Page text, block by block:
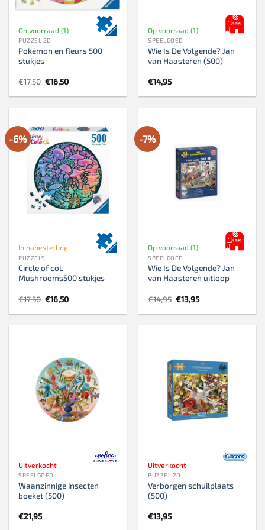
Op voorraad (1)
PUZZEL 2D
Pokémon en fleurs 500
stukjes
€17,50 Oorspronkelijke
prijs
was:
€16,50Huidige
is:
Op voorraad (1)
SPEELGOED
Wie Is De Volgende? Jan
van Haasteren (500)
€14,95
-6%
In nabestelling
PUZZELS
Circle of col. –
Mushrooms500 stukjes
€17,50 Oorspronkelijke
prijs
was:
€16,50Huidige
is:
-7%
Op voorraad (1)
SPEELGOED
Wie Is De Volgende? Jan
van Haasteren uitloop
€14,95 Oorspronkelijke
prijs
was:
€13,95Huidige
is:
Uitverkocht
SPEELGOED
Waanzinnige insecten
boeket (500)
€21,95
Uitverkocht
PUZZEL 2D
Verborgen schuilplaats
(500)
€13,95